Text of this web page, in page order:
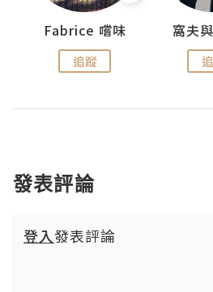
Fabrice 嚐味
追蹤
窩夫
發表評論
登入發表評論